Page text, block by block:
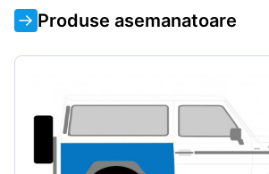
Produse asemanatoare